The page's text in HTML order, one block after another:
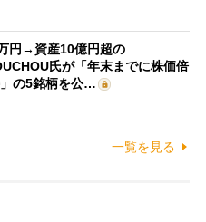
万円→資産10億円超の
氏が「年末までに株価倍
の5銘柄を公…
一覧を見る